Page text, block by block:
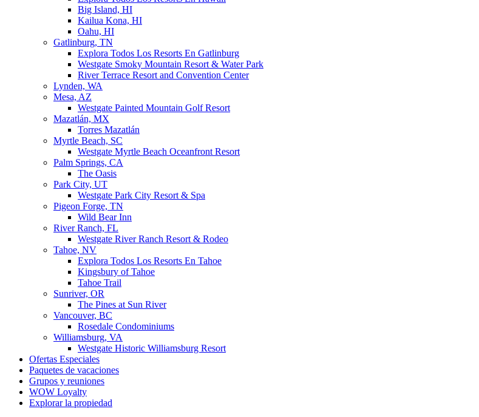
Big Island, HI
Kailua Kona, HI
Oahu, HI
Gatlinburg, TN
Explora Todos Los Resorts En Gatlinburg
Westgate Smoky Mountain Resort & Water Park
River Terrace Resort and Convention Center
Lynden, WA
Mesa, AZ
Westgate Painted Mountain Golf Resort
Mazatlán, MX
Torres Mazatlán
Myrtle Beach, SC
Westgate Myrtle Beach Oceanfront Resort
Palm Springs, CA
The Oasis
Park City, UT
Westgate Park City Resort & Spa
Pigeon Forge, TN
Wild Bear Inn
River Ranch, FL
Westgate River Ranch Resort & Rodeo
Tahoe, NV
Explora Todos Los Resorts En Tahoe
Kingsbury of Tahoe
Tahoe Trail
Sunriver, OR
The Pines at Sun River
Vancouver, BC
Rosedale Condominiums
Williamsburg, VA
Westgate Historic Williamsburg Resort
Ofertas Especiales
Paquetes de vacaciones
Grupos y reuniones
WOW Loyalty
Explorar la propiedad